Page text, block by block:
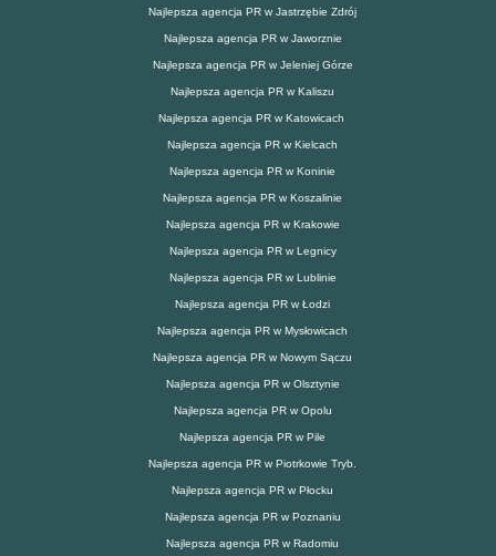
Najlepsza agencja PR w Jastrzębie Zdrój
Najlepsza agencja PR w Jaworznie
Najlepsza agencja PR w Jeleniej Górze
Najlepsza agencja PR w Kaliszu
Najlepsza agencja PR w Katowicach
Najlepsza agencja PR w Kielcach
Najlepsza agencja PR w Koninie
Najlepsza agencja PR w Koszalinie
Najlepsza agencja PR w Krakowie
Najlepsza agencja PR w Legnicy
Najlepsza agencja PR w Lublinie
Najlepsza agencja PR w Łodzi
Najlepsza agencja PR w Mysłowicach
Najlepsza agencja PR w Nowym Sączu
Najlepsza agencja PR w Olsztynie
Najlepsza agencja PR w Opolu
Najlepsza agencja PR w Pile
Najlepsza agencja PR w Piotrkowie Tryb.
Najlepsza agencja PR w Płocku
Najlepsza agencja PR w Poznaniu
Najlepsza agencja PR w Radomiu